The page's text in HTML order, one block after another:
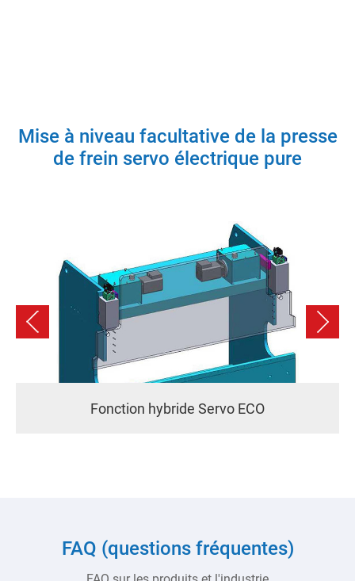
Mise à niveau facultative de la presse
de frein servo électrique pure
Fonction hybride Servo ECO
FAQ (questions fréquentes)